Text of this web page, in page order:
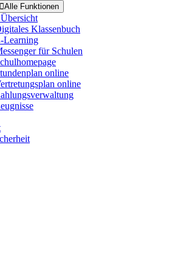
Alle Funktionen
Übersicht
Klassenbuch
Learning
für Schulen
online
online